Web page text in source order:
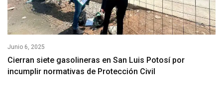
Junio 6, 2025
Cierran siete gasolineras en San Luis Potosí por
incumplir normativas de Protección Civil